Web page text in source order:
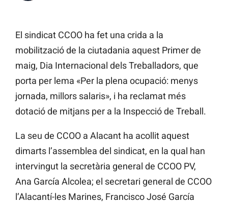
El sindicat CCOO ha fet una crida a la
mobilització de la ciutadania aquest Primer de
maig, Dia Internacional dels Treballadors, que
porta per lema «Per la plena ocupació: menys
jornada, millors salaris», i ha reclamat més
dotació de mitjans per a la Inspecció de Treball.
La seu de CCOO a Alacant ha acollit aquest
dimarts l’assemblea del sindicat, en la qual han
intervingut la secretària general de CCOO PV,
Ana García Alcolea; el secretari general de CCOO
l’Alacantí-les Marines, Francisco José García